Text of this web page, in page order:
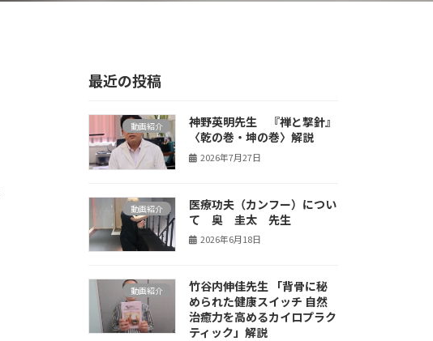
最近の投稿
動画紹介
神野英明先生 『禅と撃針』
〈乾の巻・坤の巻〉解説
2026年7月27日
動画紹介
医療功夫（カンフー）につい
て 奥 圭太 先生
2026年6月18日
動画紹介
竹谷内伸佳先生 「背骨に秘
められた健康スイッチ 自然
治癒力を高めるカイロプラク
ティック」解説